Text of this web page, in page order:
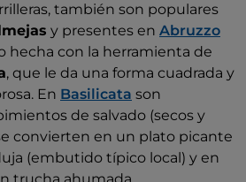
también son populares
y presentes en Abruzzo
hecha con la herramienta de
, que le da una forma cuadrada y
En Basilicata son
de salvado (secos y
convierten en un plato picante
(embutido típico local) y en